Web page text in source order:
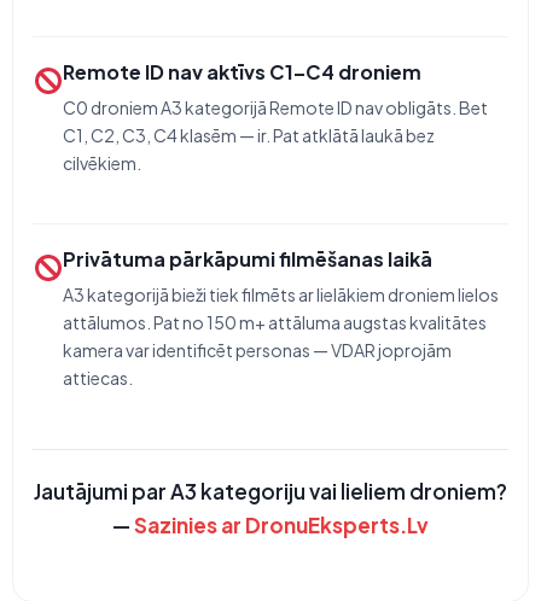
Remote ID nav aktīvs C1–C4 droniem
C0 droniem A3 kategorijā Remote ID nav obligāts. Bet
C1, C2, C3, C4 klasēm — ir. Pat atklātā laukā bez
cilvēkiem.
Privātuma pārkāpumi filmēšanas laikā
A3 kategorijā bieži tiek filmēts ar lielākiem droniem lielos
attālumos. Pat no 150 m+ attāluma augstas kvalitātes
kamera var identificēt personas — VDAR joprojām
attiecas.
Jautājumi par A3 kategoriju vai lieliem droniem?
—Sazinies ar DronuEksperts.Lv